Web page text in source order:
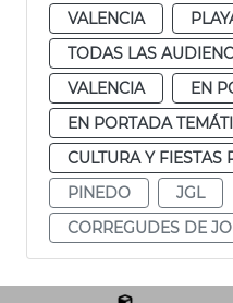
VALENCIA
TODAS LAS
VALENCIA
EN
EN PORTADA
CULTURA Y FIESTAS
PINEDO
JGL
CORREGUDES DE